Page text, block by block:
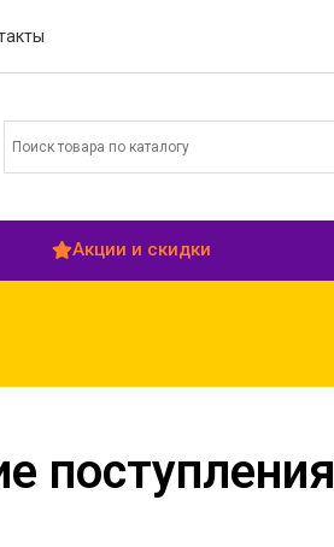
Акции и скидки
поступления